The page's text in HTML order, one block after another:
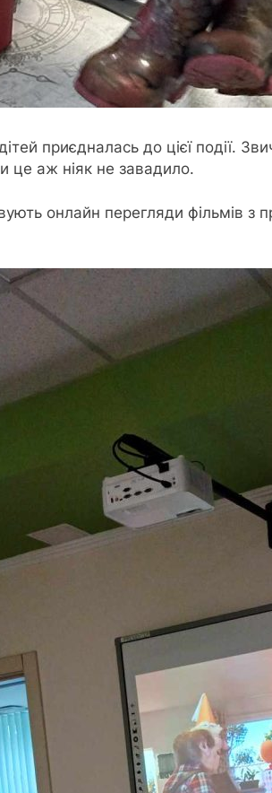
приєдналась до цієї події.
це аж ніяк не завадило.
онлайн перегляди фільмів